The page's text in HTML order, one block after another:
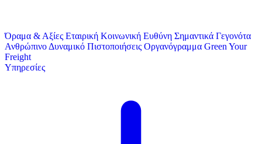
Όραμα & Αξίες Εταιρική Κοινωνική Ευθύνη Σημαντικά Γεγονότα
Ανθρώπινο Δυναμικό Πιστοποιήσεις Οργανόγραμμα Green Your
Freight
Υπηρεσίες